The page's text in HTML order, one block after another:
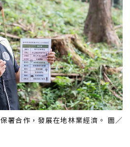
署合作，發展在地林業經濟。 圖／